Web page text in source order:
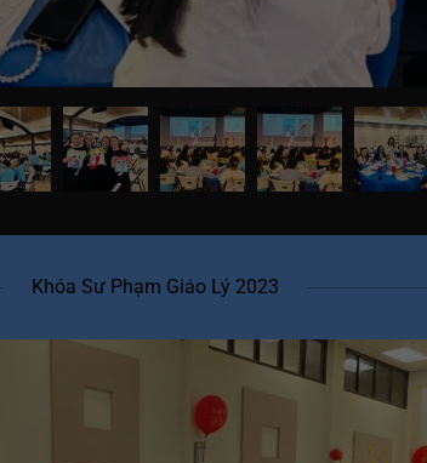
Khóa Sư Phạm Giáo Lý 2023